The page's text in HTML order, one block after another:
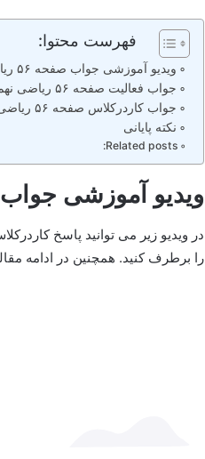
فهرست محتوا:
ویدیو آموزشی جواب صفحه ۵۶ ریاضی نهم
جواب فعالیت صفحه ۵۶ ریاضی نهم
جواب کاردرکلاس صفحه ۵۶ ریاضی نهم
نکته پایانی
Related posts:
ویدیو آموزشی جواب صفحه ۵۶
را برطرف کنید. همچنین در ادامه